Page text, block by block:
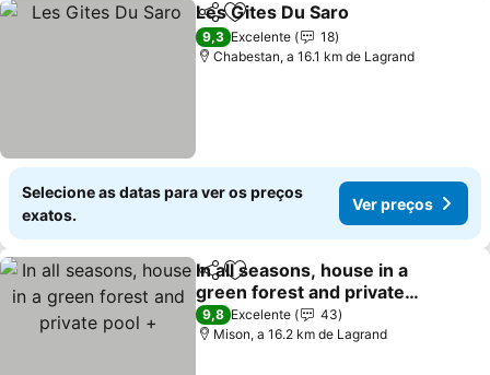
PartilharAdicionar aos favoritos
Les Gites Du Saro
9,3 Excelente
18
Chabestan, a 16.1 km de Lagrand
Selecione as datas para ver os preços
exatos.
Ver preços
PartilharAdicionar aos favoritos
In all seasons, house in a
green forest and private
pool +
Ver preços
9,8 Excelente
43
Mison, a 16.2 km de Lagrand